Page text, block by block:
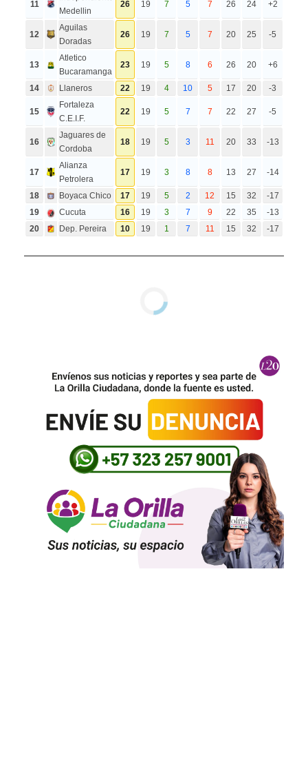
11
Medellin
26 19 7 5 7 26 24 +2
12
Aguilas
Doradas
26 19 7 5 7 20 25 -5
13
Atletico
Bucaramanga
23 19 5 8 6 26 20 +6
14 Llaneros 22 19 4 10 5 17 20 -3
15
Fortaleza
C.E.I.F.
22 19 5 7 7 22 27 -5
16
Jaguares de
Cordoba
18 19 5 3 11 20 33 -13
17
Alianza
Petrolera
17 19 3 8 8 13 27 -14
18 Boyaca Chico 17 19 5 2 12 15 32
-17
19
Cucuta 16 19 3 7 9 22 35
-13
20
Dep. Pereira 10 19 1 7 11 15 32 -17